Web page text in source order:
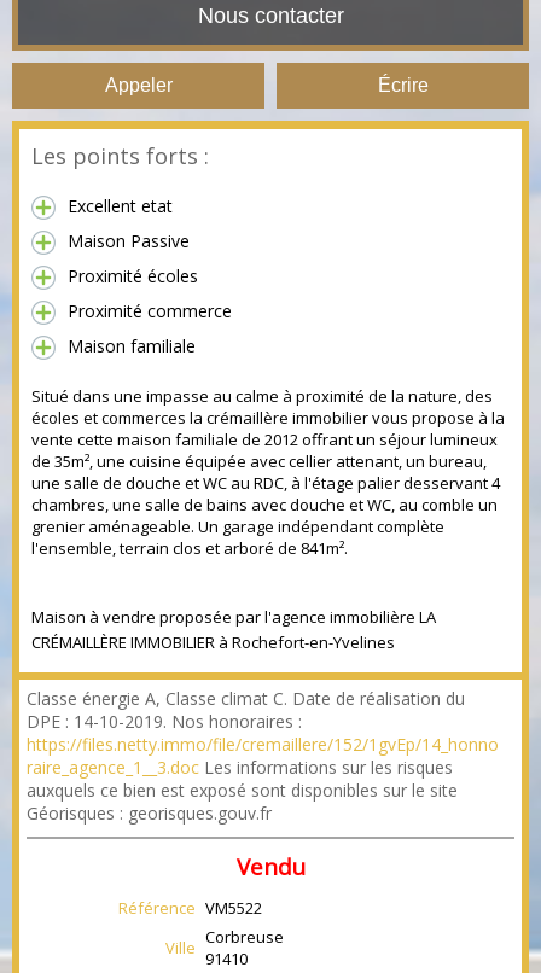
Nous contacter
Appeler Écrire
Les points forts :
Excellent etat
Maison Passive
Proximité écoles
Proximité commerce
Maison familiale
Situé dans une impasse au calme à proximité de la nature, des
écoles et commerces la crémaillère immobilier vous propose à la
vente cette maison familiale de 2012 offrant un séjour lumineux
de 35m², une cuisine équipée avec cellier attenant, un bureau,
une salle de douche et WC au RDC, à l'étage palier desservant 4
chambres, une salle de bains avec douche et WC, au comble un
grenier aménageable. Un garage indépendant complète
l'ensemble, terrain clos et arboré de 841m².
Maison à vendre proposée par l'agence immobilière LA
CRÉMAILLÈRE IMMOBILIER à Rochefort-en-Yvelines
Classe énergie A, Classe climat C. Date de réalisation du
DPE : 14-10-2019. Nos honoraires :
https://files.netty.immo/file/cremaillere/152/1gvEp/14_honno
raire_agence_1__3.doc Les informations sur les risques
auxquels ce bien est exposé sont disponibles sur le site
Géorisques : georisques.gouv.fr
Vendu
Référence VM5522
Ville Corbreuse
91410